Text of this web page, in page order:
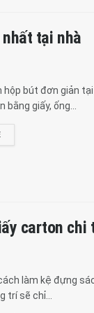
tại nhà
hộp bút đơn giản
giấy, ống...
carton
làm kệ đựng
trí sẽ chỉ...